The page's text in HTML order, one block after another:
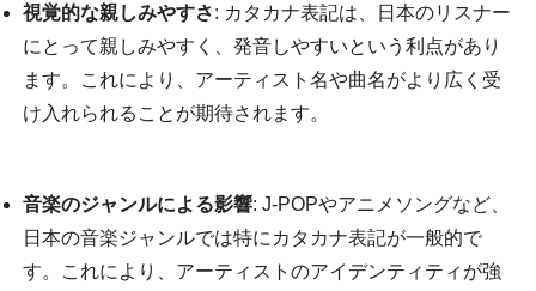
視覚的な親しみやすさ: カタカナ表記は、日本のリスナー
にとって親しみやすく、発音しやすいという利点があり
ます。これにより、アーティスト名や曲名がより広く受
け入れられることが期待されます。
音楽のジャンルによる影響: J-POPやアニメソングなど、
日本の音楽ジャンルでは特にカタカナ表記が一般的で
す。これにより、アーティストのアイデンティティが強